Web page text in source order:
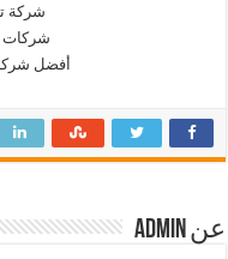
شركة
شركات
أفضل
عن admin